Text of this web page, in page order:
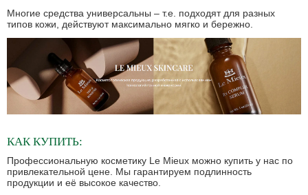
Многие средства универсальны – т.е. подходят для разных
типов кожи, действуют максимально мягко и бережно.
КАК КУПИТЬ:
Профессиональную косметику Le Mieux можно купить у нас по
привлекательной цене. Мы гарантируем подлинность
продукции и её высокое качество.